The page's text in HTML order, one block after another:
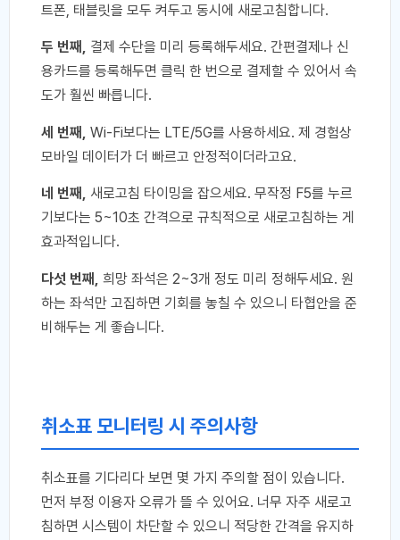
트폰, 태블릿을 모두 켜두고 동시에 새로고침합니다.
두 번째, 결제 수단을 미리 등록해두세요. 간편결제나 신
용카드를 등록해두면 클릭 한 번으로 결제할 수 있어서 속
도가 훨씬 빠릅니다.
세 번째,
Wi-Fi보다는 LTE/5G를 사용하세요. 제 경험상
모바일 데이터가 더 빠르고 안정적이더라고요.
네 번째, 새로고침 타이밍을 잡으세요. 무작정 F5를 누르
기보다는 5~10초 간격으로 규칙적으로 새로고침하는 게
효과적입니다.
다섯 번째,
희망 좌석은 2~3개 정도 미리 정해두세요. 원
하는 좌석만 고집하면 기회를 놓칠 수 있으니 타협안을 준
비해두는 게 좋습니다.
취소표 모니터링 시 주의사항
취소표를 기다리다 보면 몇 가지 주의할 점이 있습니다.
먼저 부정 이용자 오류가 뜰 수 있어요. 너무 자주 새로고
침하면 시스템이 차단할 수 있으니 적당한 간격을 유지하